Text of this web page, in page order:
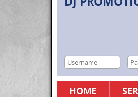
HOME